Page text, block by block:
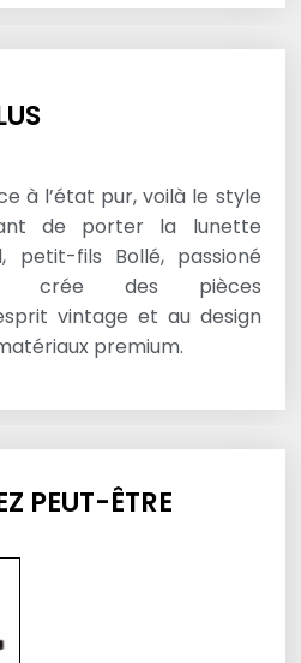
à l’état pur, voilà le style
de porter la lunette
petit-fils Bollé, passioné
crée des pièces
vintage et au design
premium.
PEUT-ÊTRE